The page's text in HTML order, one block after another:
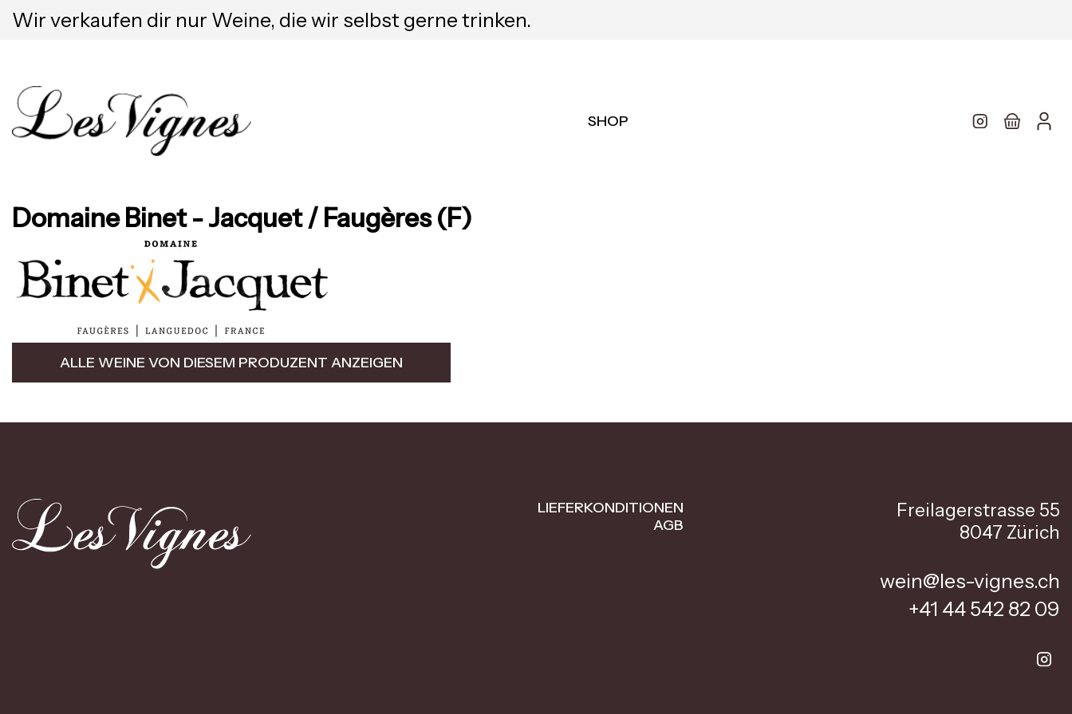
Wir verkaufen dir nur Weine, die wir selbst gerne trinken.
SHOP
Domaine Binet - Jacquet / Faugères (F)
ALLE WEINE VON DIESEM PRODUZENT ANZEIGEN
LIEFERKONDITIONEN
AGB
Freilagerstrasse 55
8047 Zürich
wein@les-vignes.ch
+41 44 542 82 09